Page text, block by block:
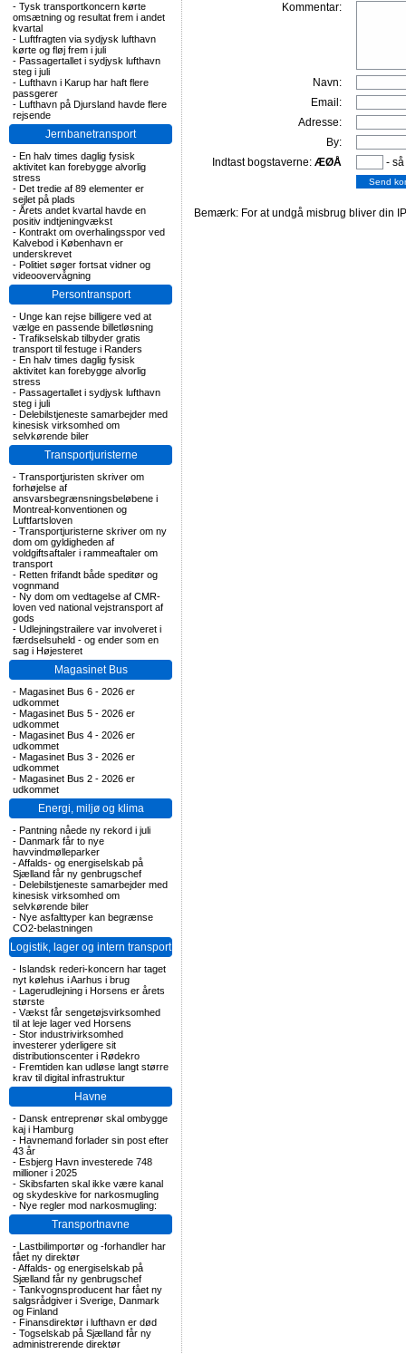
- Tysk transportkoncern kørte
omsætning og resultat frem i andet
kvartal
- Luftfragten via sydjysk lufthavn
kørte og fløj frem i juli
- Passagertallet i sydjysk lufthavn
steg i juli
- Lufthavn i Karup har haft flere
passgerer
- Lufthavn på Djursland havde flere
rejsende
Jernbanetransport
- En halv times daglig fysisk
aktivitet kan forebygge alvorlig
stress
- Det tredie af 89 elementer er
sejlet på plads
- Årets andet kvartal havde en
positiv indtjeningvækst
- Kontrakt om overhalingsspor ved
Kalvebod i København er
underskrevet
- Politiet søger fortsat vidner og
videoovervågning
Persontransport
- Unge kan rejse billigere ved at
vælge en passende billetløsning
- Trafikselskab tilbyder gratis
transport til festuge i Randers
- En halv times daglig fysisk
aktivitet kan forebygge alvorlig
stress
- Passagertallet i sydjysk lufthavn
steg i juli
- Delebilstjeneste samarbejder med
kinesisk virksomhed om
selvkørende biler
Transportjuristerne
- Transportjuristen skriver om
forhøjelse af
ansvarsbegrænsningsbeløbene i
Montreal-konventionen og
Luftfartsloven
- Transportjuristerne skriver om ny
dom om gyldigheden af
voldgiftsaftaler i rammeaftaler om
transport
- Retten frifandt både speditør og
vognmand
- Ny dom om vedtagelse af CMR-
loven ved national vejstransport af
gods
- Udlejningstrailere var involveret i
færdselsuheld - og ender som en
sag i Højesteret
Magasinet Bus
- Magasinet Bus 6 - 2026 er
udkommet
- Magasinet Bus 5 - 2026 er
udkommet
- Magasinet Bus 4 - 2026 er
udkommet
- Magasinet Bus 3 - 2026 er
udkommet
- Magasinet Bus 2 - 2026 er
udkommet
Energi, miljø og klima
- Pantning nåede ny rekord i juli
- Danmark får to nye
havvindmølleparker
-Affalds- og energiselskab på
Sjælland får ny genbrugschef
- Delebilstjeneste samarbejder med
kinesisk virksomhed om
selvkørende biler
- Nye asfalttyper kan begrænse
CO2-belastningen
Logistik, lager og intern transport
- Islandsk rederi-koncern har taget
nyt kølehus i Aarhus i brug
- Lagerudlejning i Horsens er årets
største
- Vækst får sengetøjsvirksomhed
til at leje lager ved Horsens
- Stor industrivirksomhed
investerer yderligere sit
distributionscenter i Rødekro
- Fremtiden kan udløse langt større
krav til digital infrastruktur
Havne
- Dansk entreprenør skal ombygge
kaj i Hamburg
- Havnemand forlader sin post efter
43 år
- Esbjerg Havn investerede 748
millioner i 2025
- Skibsfarten skal ikke være kanal
og skydeskive for narkosmugling
- Nye regler mod narkosmugling:
Transportnavne
- Lastbilimportør og -forhandler har
fået ny direktør
-Affalds- og energiselskab på
Sjælland får ny genbrugschef
- Tankvognsproducent har fået ny
salgsrådgiver i Sverige, Danmark
og Finland
- Finansdirektør i lufthavn er død
- Togselskab på Sjælland får ny
administrerende direktør
Kommentar:
Navn:
Email:
Adresse:
By:
Indtast bogstaverne: ÆØÅ -
Bemærk: For at undgå misbrug bliver din